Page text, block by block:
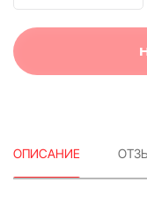
ОПИСАНИЕ